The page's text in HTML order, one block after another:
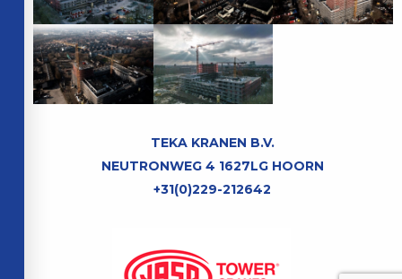
TEKA KRANEN B.V.
NEUTRONWEG 4 1627LG HOORN
+31(0)229-212642